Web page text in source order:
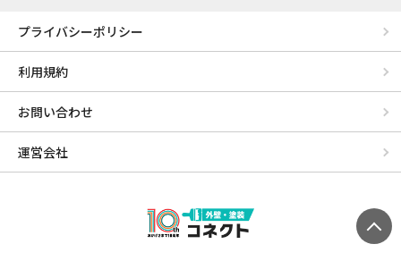
プライバシーポリシー
利用規約
お問い合わせ
運営会社